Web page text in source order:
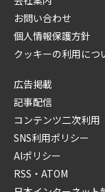
お問い合わせ
個人情報保護方針
クッキーの利用につ
広告掲載
記事配信
コンテンツ二次利用
SNS利用ポリシー
AIポリシー
RSS・ATOM